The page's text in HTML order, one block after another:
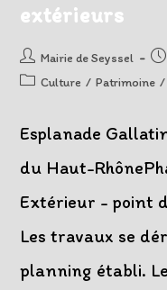
extérieurs
Auteur/autrice
de
Mairie de Seyssel
PostCulture / Patrimoine /
Esplanade
du Haut-
Extérieur - point
Les travaux se
planning établi.